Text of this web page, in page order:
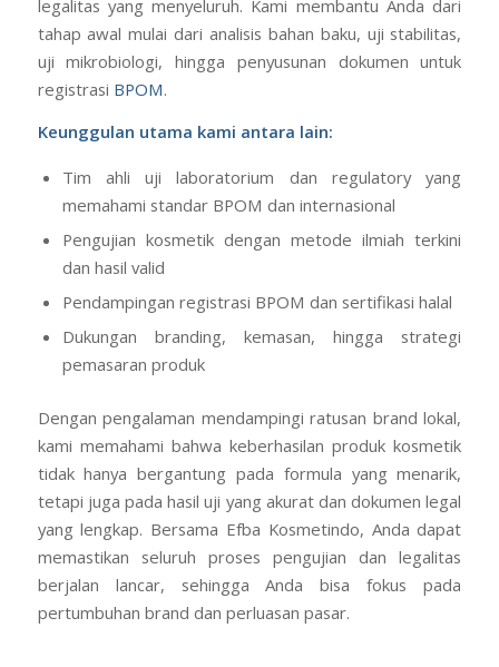
legalitas yang menyeluruh. Kami membantu Anda dari
tahap awal mulai dari analisis bahan baku, uji stabilitas,
uji mikrobiologi, hingga penyusunan dokumen untuk
registrasi BPOM.
Keunggulan utama kami antara lain:
Tim ahli uji laboratorium dan regulatory yang
memahami standar BPOM dan internasional
Pengujian kosmetik dengan metode ilmiah terkini
dan hasil valid
Pendampingan registrasi BPOM dan sertifikasi halal
Dukungan branding, kemasan, hingga strategi
pemasaran produk
Dengan pengalaman mendampingi ratusan brand lokal,
kami memahami bahwa keberhasilan produk kosmetik
tidak hanya bergantung pada formula yang menarik,
tetapi juga pada hasil uji yang akurat dan dokumen legal
yang lengkap. Bersama Efba Kosmetindo, Anda dapat
memastikan seluruh proses pengujian dan legalitas
berjalan lancar, sehingga Anda bisa fokus pada
pertumbuhan brand dan perluasan pasar.